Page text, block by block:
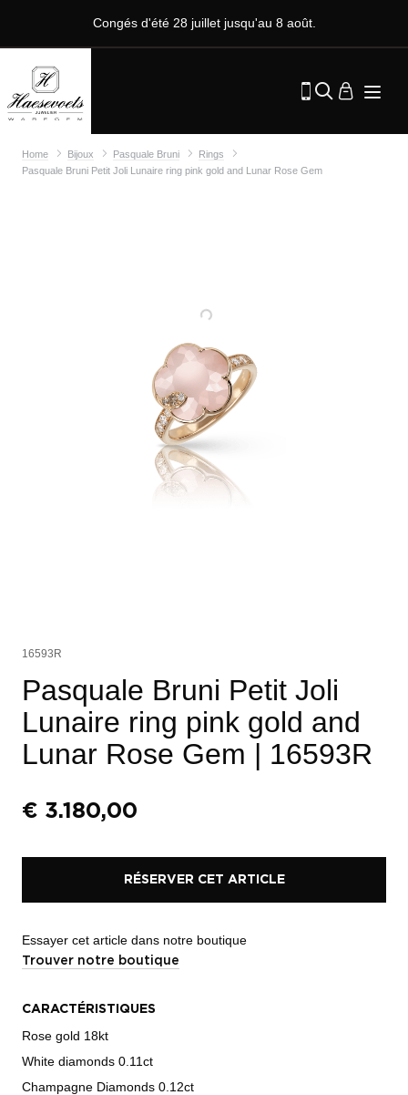
Congés d'été 28 juillet jusqu'au 8 août.
Home Bijoux Pasquale Bruni
Rings
Pasquale Bruni Petit Joli Lunaire ring pink gold and Lunar Rose Gem
16593R
Pasquale Bruni Petit Joli
Lunaire ring pink gold and
Lunar Rose Gem | 16593R
€ 3.180,00
RÉSERVER CET ARTICLE
Essayer cet article dans notre boutique
Trouver notre boutique
CARACTÉRISTIQUES
Rose gold 18kt
White diamonds 0.11ct
Champagne Diamonds 0.12ct